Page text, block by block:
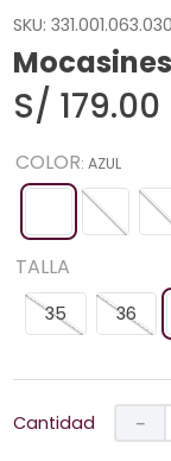
SKU:
S/ 179.00
COLOR: AZUL
TALLA
35 36
Cantidad －